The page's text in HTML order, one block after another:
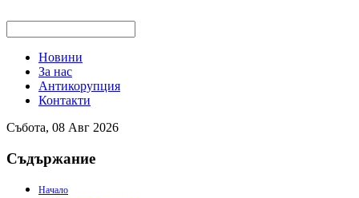
Новини
За нас
Антикорупция
Контакти
Събота, 08 Авг 2026
Съдържание
Начало